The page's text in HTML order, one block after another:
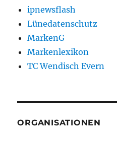
ipnewsflash
Lünedatenschutz
MarkenG
Markenlexikon
TC Wendisch Evern
ORGANISATIONEN